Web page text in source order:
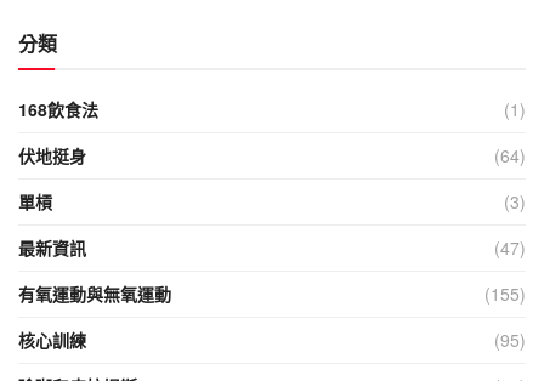
分類
168飲食法
(1)
伏地挺身
(64)
單槓
(3)
最新資訊
(47)
有氧運動與無氧運動
(155)
核心訓練
(95)